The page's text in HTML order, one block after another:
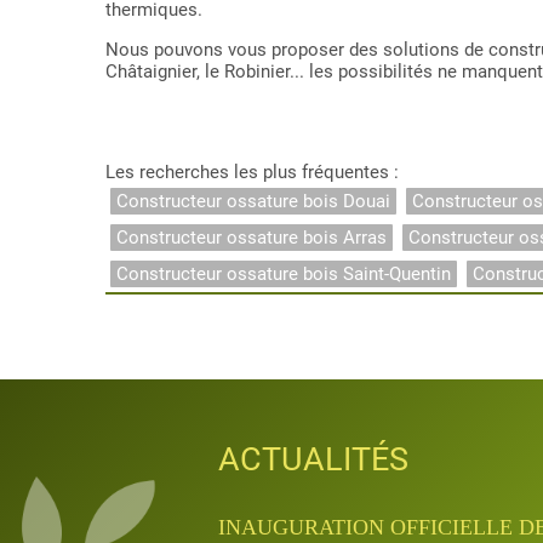
thermiques.
Nous pouvons vous proposer des solutions de
Châtaignier, le Robinier... les possibilités ne
Les recherches les plus fréquentes :
Constructeur ossature bois Douai
Constructeur
Constructeur ossature bois Arras
Constructeur
Constructeur ossature bois Saint-Quentin
ACTUALITÉS
INAUGURATION QUANTA
ACTUALITÉS
INAUGURATION OFFICIELLE
ACTUALITÉS
JOURNÉES PORTES OUVERTES
ACTUALITÉS
APPRENTISSAGE &
ACTUALITÉS
APPRENTISSAGE &